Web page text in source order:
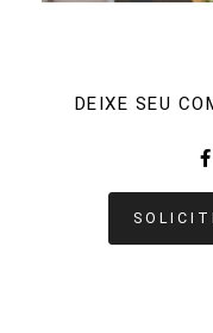
DEIXE SEU